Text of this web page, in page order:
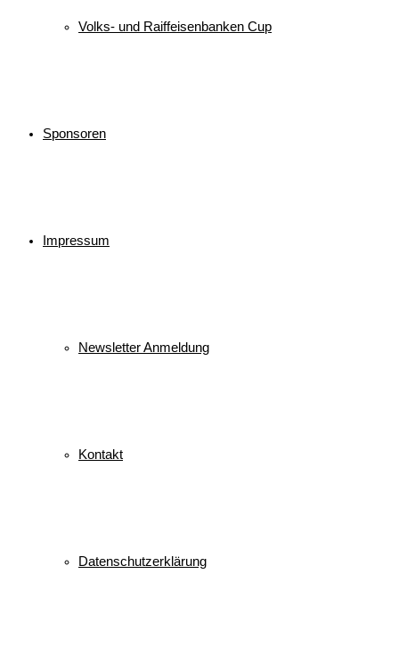
Volks- und Raiffeisenbanken Cup
Sponsoren
Impressum
Newsletter Anmeldung
Kontakt
Datenschutzerklärung